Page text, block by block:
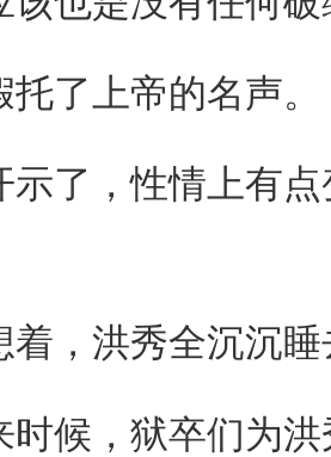
上帝的名声。
，性情上有点
，洪秀全沉沉睡
，狱卒们为洪